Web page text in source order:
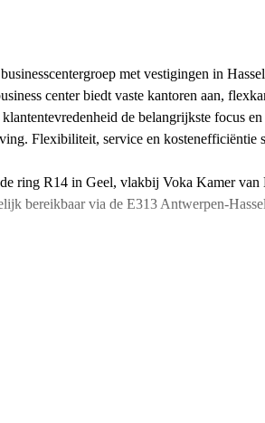
met vestigingen in
center biedt vaste kantoren aan,
de belangrijkste focus
Flexibiliteit, service en kostenefficiëntie
ring R14 in Geel, vlakbij Voka Kamer
bereikbaar via de E313 Antwerpen-